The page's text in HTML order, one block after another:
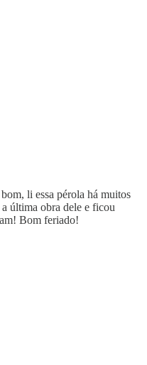
li essa pérola há muitos
última obra dele e ficou
Bom feriado!